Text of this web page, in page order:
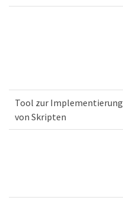
Tool zur Implementierung
von Skripten